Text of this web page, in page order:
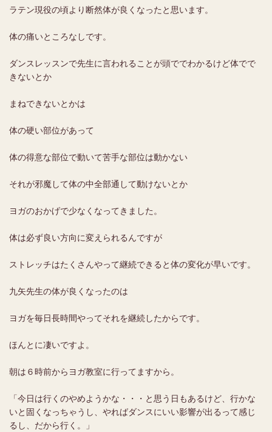
ラテン現役の頃より断然体が良くなったと思います。
体の痛いところなしです。
ダンスレッスンで先生に言われることが頭ででわかるけど体でで
きないとか
まねできないとかは
体の硬い部位があって
体の得意な部位で動いて苦手な部位は動かない
それが邪魔して体の中全部通して動けないとか
ヨガのおかげで少なくなってきました。
体は必ず良い方向に変えられるんですが
ストレッチはたくさんやって継続できると体の変化が早いです。
九矢先生の体が良くなったのは
ヨガを毎日長時間やってそれを継続したからです。
ほんとに凄いですよ。
朝は６時前からヨガ教室に行ってますから。
「今日は行くのやめようかな・・・と思う日もあるけど、行かな
いと固くなっちゃうし、やればダンスにいい影響が出るって感じ
るし、だから行く。」